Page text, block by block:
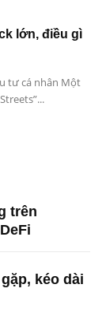
lớn, điều gì
tư cá nhân Một
trên
kéo dài